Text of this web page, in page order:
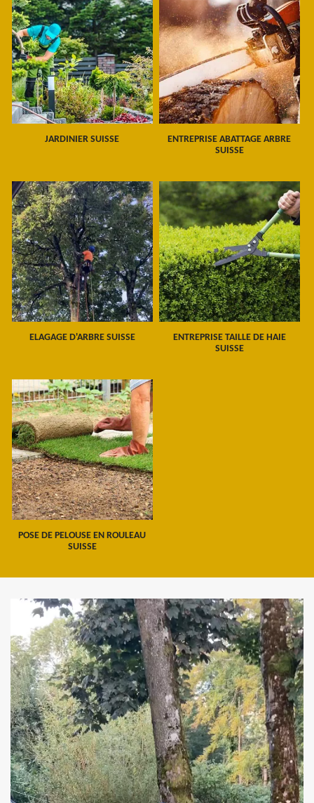
JARDINIER SUISSE
ENTREPRISE ABATTAGE ARBRE
SUISSE
ELAGAGE D'ARBRE SUISSE
ENTREPRISE TAILLE DE HAIE
SUISSE
POSE DE PELOUSE EN ROULEAU
SUISSE